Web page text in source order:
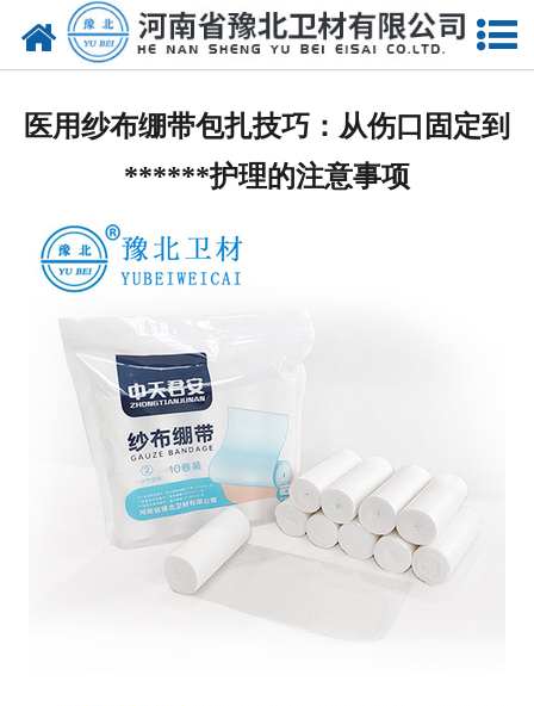
网站首页
医用纱布绷带包扎技巧：从伤口固定到
******护理的注意事项